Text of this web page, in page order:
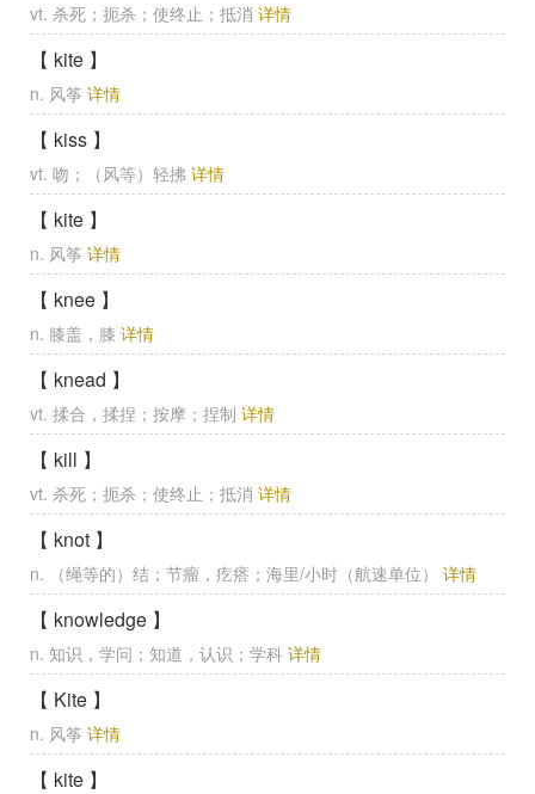
vt. 杀死；扼杀；使终止；抵消 详情
【 kite 】
n. 风筝 详情
【 kiss 】
vt. 吻；（风等）轻拂 详情
【 kite 】
n. 风筝 详情
【 knee 】
n. 膝盖，膝 详情
【 knead 】
vt. 揉合，揉捏；按摩；捏制 详情
【 kill 】
vt. 杀死；扼杀；使终止；抵消 详情
【 knot 】
n. （绳等的）结；节瘤，疙瘩；海里/小时（航速单位） 详情
【 knowledge 】
n. 知识，学问；知道，认识；学科 详情
【 Kite 】
n. 风筝 详情
【 kite 】